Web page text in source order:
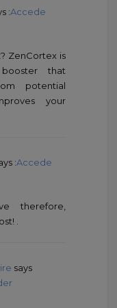
:Accede
ZenCortex is
that
potential
your
:Accede
therefore,
.
says